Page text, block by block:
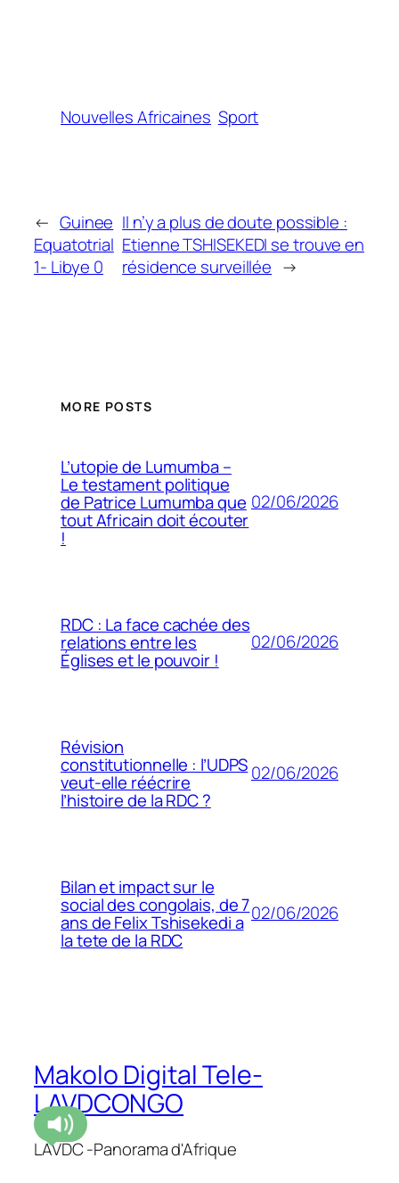
Nouvelles Africaines Sport
← Guinee
Equatotrial
1- Libye 0
Il n’y a plus de doute possible :
Etienne TSHISEKEDI se trouve en
résidence surveillée →
MORE POSTS
L’utopie de Lumumba –
Le testament politique
de Patrice Lumumba que
tout Africain doit écouter
!
02/06/2026
RDC : La face cachée des
relations entre les
Églises et le pouvoir !
02/06/2026
Révision
constitutionnelle : l’UDPS
veut-elle réécrire
l’histoire de la RDC ?
02/06/2026
Bilan et impact sur le
social des congolais, de 7
ans de Felix Tshisekedi a
la tete de la RDC
02/06/2026
Makolo Digital Tele-
LAVDCONGO
LAVDC -Panorama d'Afrique